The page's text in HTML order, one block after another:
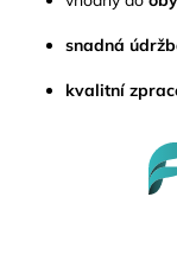
snadná
kvalitní